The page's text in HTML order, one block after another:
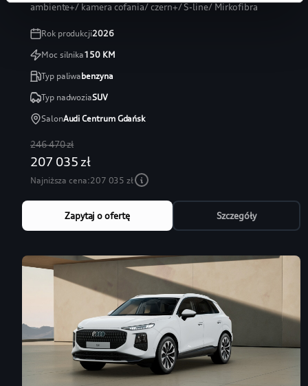
ambiente+/ kamera cofania/ czern+/ S-line/ Mirkofibra
Rok produkcji2026
Moc silnika150KM
Typ paliwabenzyna
Typ nadwoziaSUV
SalonAudi Centrum Gdańsk
246 470 zł
207 035 zł
Najniższa cena:207 035 zł
Zapytaj o ofertę Szczegóły